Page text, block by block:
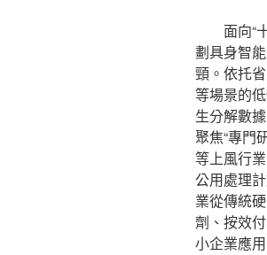
面向“
劃具身智
頸。依托
等場景的
生分解數
聚焦“專門
等上風行
公用處理
業從傳統
劑、按效
小企業應